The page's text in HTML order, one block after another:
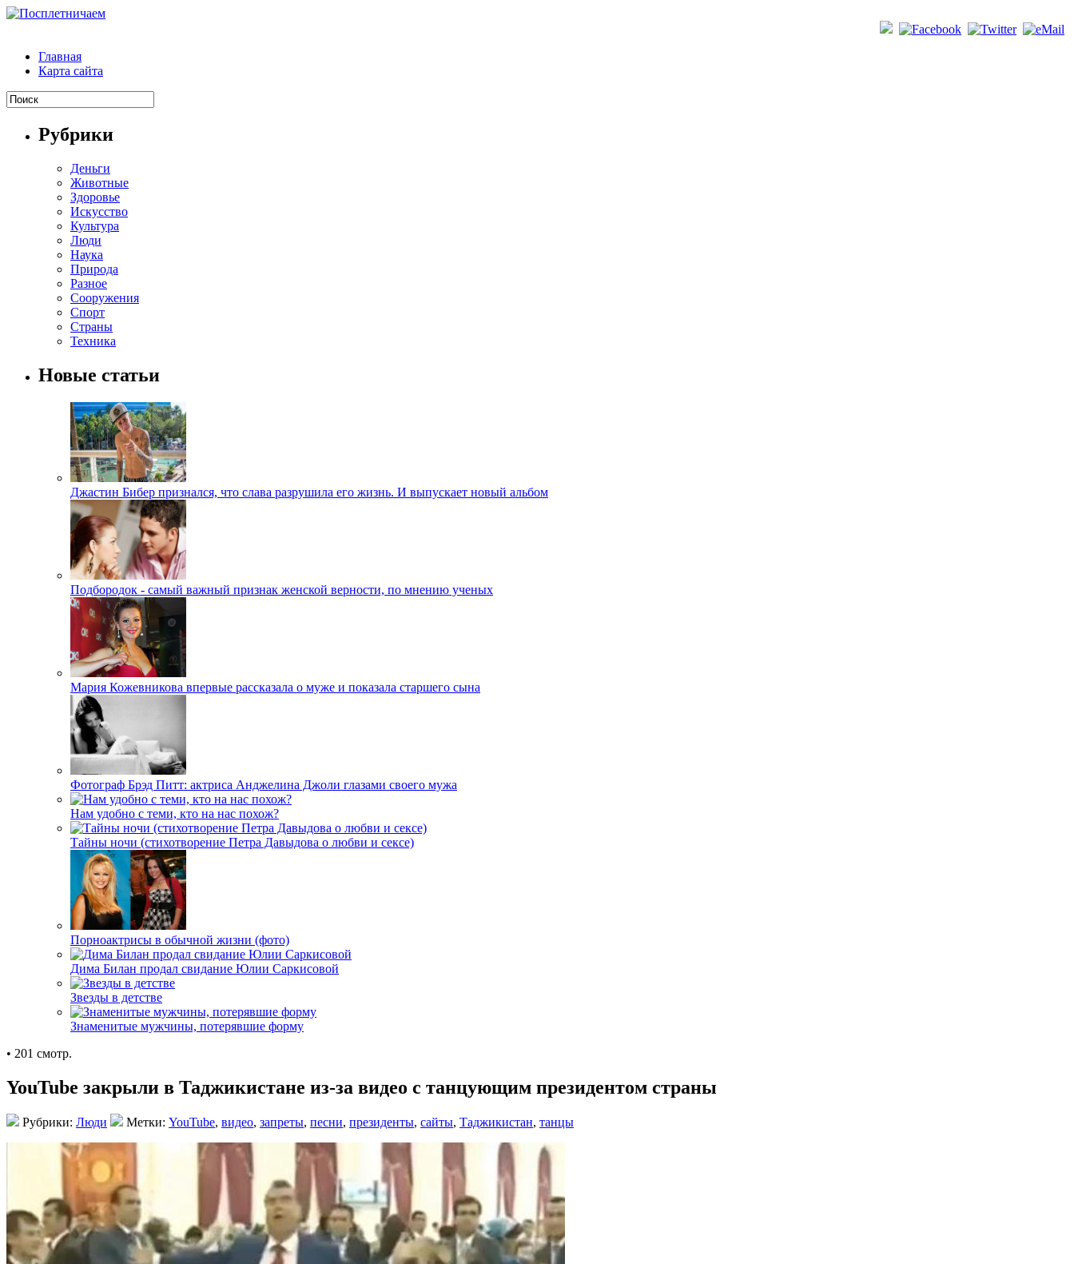
Главная
Карта сайта
Рубрики
Деньги
Животные
Здоровье
Искусство
Культура
Люди
Наука
Природа
Разное
Сооружения
Спорт
Страны
Техника
Новые статьи
Джастин Бибер признался, что слава разрушила его жизнь. И выпускает новый альбом
Подбородок - самый важный признак женской верности, по мнению ученых
Мария Кожевникова впервые рассказала о муже и показала старшего сына
Фотограф Брэд Питт: актриса Анджелина Джоли глазами своего мужа
Нам удобно с теми, кто на нас похож?
Тайны ночи (стихотворение Петра Давыдова о любви и сексе)
Порноактрисы в обычной жизни (фото)
Дима Билан продал свидание Юлии Саркисовой
Звезды в детстве
Знаменитые мужчины, потерявшие форму
• 201 смотр.
YouTube закрыли в Таджикистане из-за видео с танцующим президентом страны
Рубрики: Люди Метки: YouTube, видео, запреты, песни, президенты, сайты, Таджикистан, танцы